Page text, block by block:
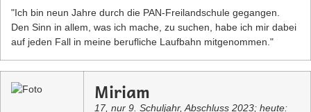
"Ich bin neun Jahre durch die PAN-Freilandschule gegangen.
Den Sinn in allem, was ich mache, zu suchen, habe ich mir dabei
auf jeden Fall in meine berufliche Laufbahn mitgenommen."
Miriam
17, nur 9. Schuljahr, Abschluss 2023; heute: